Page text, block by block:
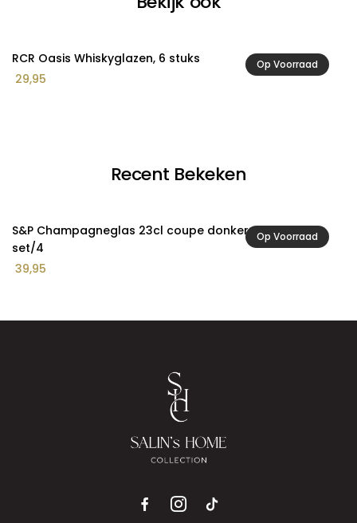
Op Voorraad
RCR Oasis Whiskyglazen, 6 stuks
29,95
Recent Bekeken
Op Voorraad
S&P Champagneglas 23cl coupe donkergroen Ray -
set/4
39,95